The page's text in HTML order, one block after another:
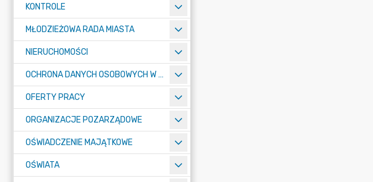
KONTROLE
MŁODZIEŻOWA RADA MIASTA
NIERUCHOMOŚCI
OCHRONA DANYCH OSOBOWYCH W URZĘDZIE MIASTA ŻORY - RODO
OFERTY PRACY
ORGANIZACJE POZARZĄDOWE
OŚWIADCZENIE MAJĄTKOWE
OŚWIATA